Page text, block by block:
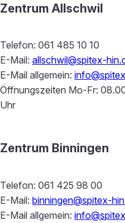
Zentrum Allschwil
Telefon: 061 485 10 10
E-Mail: allschwil@spitex-
E-Mail allgemein:
Öffnungszeiten Mo-Fr:
Uhr
Zentrum Binningen
Telefon: 061 425 98 00
E-Mail: binningen@spitex-
E-Mail allgemein: